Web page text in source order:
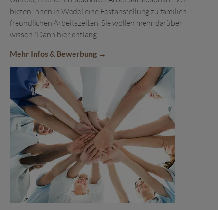
bieten Ihnen in Wedel eine Fest­anstellung zu familien­
freundlichen Arbeits­zeiten. Sie wollen mehr darüber
wissen? Dann hier entlang.
Mehr Infos & Bewerbung